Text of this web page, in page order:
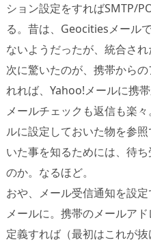
ション設定をすればSMTP/
る。昔は、Geocitiesメール
ないようだったが、統合され
次に驚いたのが、携帯から
れれば、Yahoo!メールに携
メールチェックも返信も楽
ルに設定しておいた物を参
いた事を知るためには、待
のか。なるほど。
おや、メール受信通知を設
メールに。携帯のメールア
定義すれば（最初はこれが